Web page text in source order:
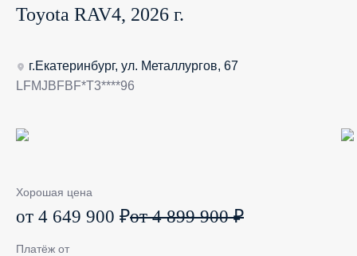
Toyota RAV4, 2026 г.
г.Екатеринбург, ул. Металлургов, 67
LFMJBFBF*T3****96
Хорошая цена
от 4 649 900 ₽от 4 899 900 ₽
Платёж от